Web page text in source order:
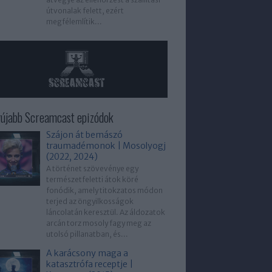
útvonalak felett, ezért
megfélemlítik...
Screamcast epizódok
Szájon át bemászó
traumadémonok | Mosolyogj
(2022, 2024)
A történet szövevénye egy
természetfeletti átok köré
fonódik, amely titokzatos módon
terjed az öngyilkosságok
láncolatán keresztül. Az áldozatok
arcán torz mosoly fagy meg az
utolsó pillanatban, és...
A karácsony maga a
katasztrófa receptje |